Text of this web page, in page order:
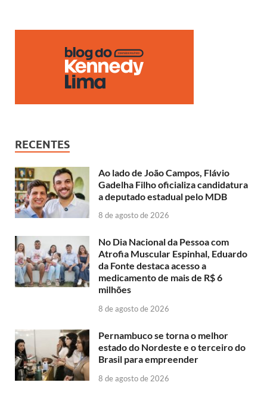
o A
p
p
Li
n
k
dI
n
RECENTES
Ao lado de João Campos, Flávio
Gadelha Filho oficializa candidatura
a deputado estadual pelo MDB
8 de agosto de 2026
No Dia Nacional da Pessoa com
Atrofia Muscular Espinhal, Eduardo
da Fonte destaca acesso a
medicamento de mais de R$ 6
milhões
8 de agosto de 2026
Pernambuco se torna o melhor
estado do Nordeste e o terceiro do
Brasil para empreender
8 de agosto de 2026